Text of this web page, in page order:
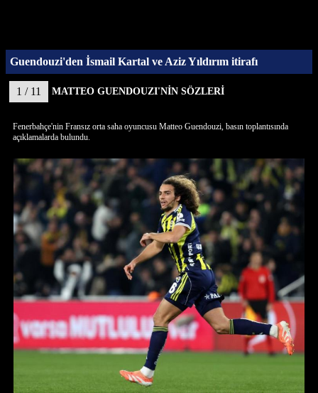
Guendouzi'den İsmail Kartal ve Aziz Yıldırım itirafı
1 / 11 MATTEO GUENDOUZI'NİN SÖZLERİ
Fenerbahçe'nin Fransız orta saha oyuncusu Matteo Guendouzi, basın toplantısında
açıklamalarda bulundu.